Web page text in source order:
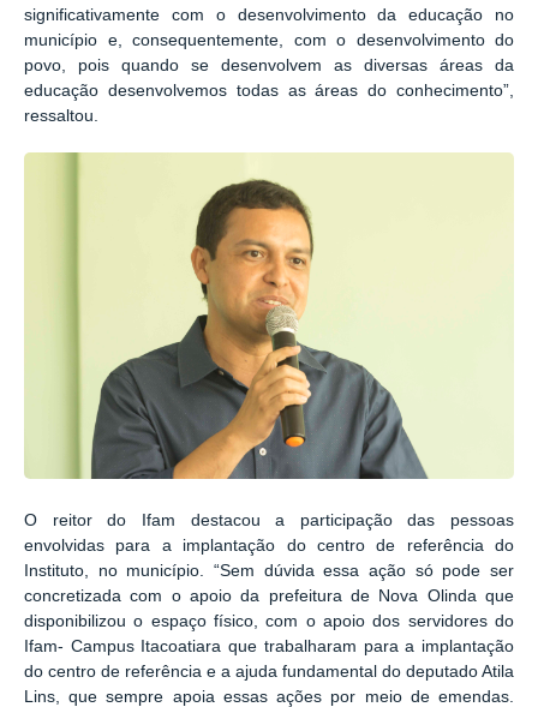
significativamente com o desenvolvimento da educação no
município e, consequentemente, com o desenvolvimento do
povo, pois quando se desenvolvem as diversas áreas da
educação desenvolvemos todas as áreas do conhecimento”,
ressaltou.
O reitor do Ifam destacou a participação das pessoas
envolvidas para a implantação do centro de referência do
Instituto, no município. “Sem dúvida essa ação só pode ser
concretizada com o apoio da prefeitura de Nova Olinda que
disponibilizou o espaço físico, com o apoio dos servidores do
Ifam- Campus Itacoatiara que trabalharam para a implantação
do centro de referência e a ajuda fundamental do deputado Atila
Lins, que sempre apoia essas ações por meio de emendas.